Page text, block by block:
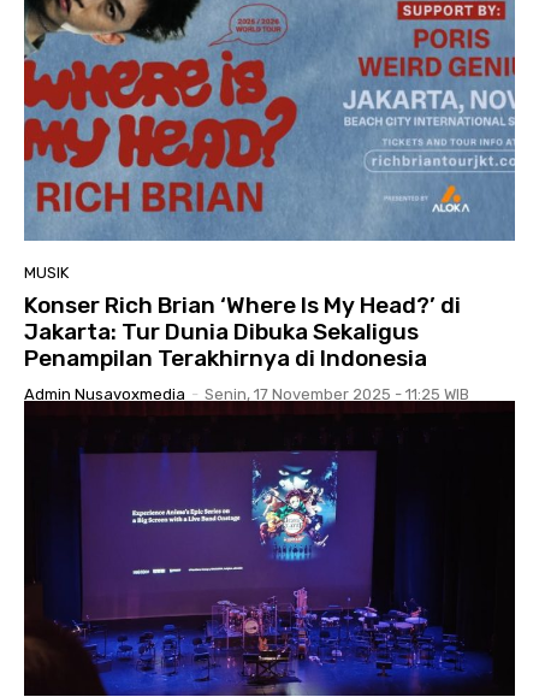
MUSIK
Konser Rich Brian ‘Where Is My Head?’ di
Jakarta: Tur Dunia Dibuka Sekaligus
Penampilan Terakhirnya di Indonesia
Admin Nusavoxmedia - Senin, 17 November 2025 - 11:25 WIB